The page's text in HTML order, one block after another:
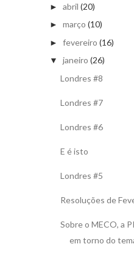
► abril (20)
► março (10)
► fevereiro (16)
▼ janeiro (26)
Londres #8
Londres #7
Londres #6
E é isto
Londres #5
Resoluções de
Sobre o MECO, a
em torno do